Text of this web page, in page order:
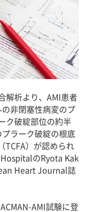
解析より、AMI患者
非閉塞性病変のプ
ク破綻部位の約半
ラーク破綻の根底
TCFA）が認められ
のRyota Kak
Heart Journal誌
AMI試験に登